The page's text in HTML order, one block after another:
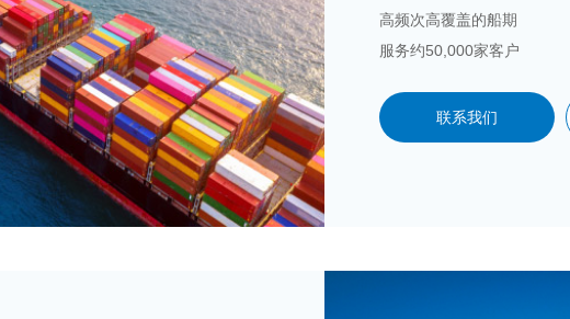
高频次高覆盖的船期
服务约50,000家客户
联系我们